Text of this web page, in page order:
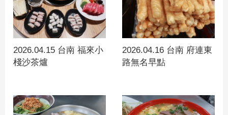
2026.04.15 台南 福來小
棧沙茶爐
2026.04.16 台南 府連東
路無名早點